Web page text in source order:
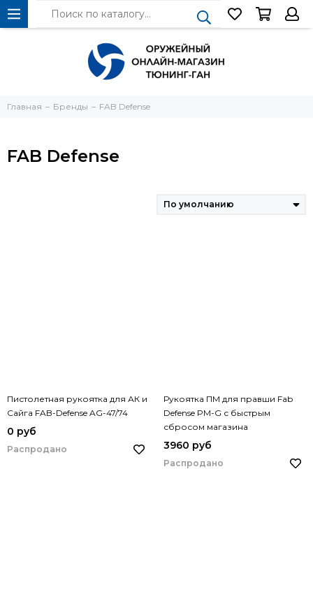
Главная Бренды FAB Defense
FAB Defense
Пистолетная рукоятка для АК и
Сайга FAB-Defense AG-47/74
0 руб
Распродано
Рукоятка ПМ для правши Fab
Defense PM-G с быстрым
сбросом магазина
3960 руб
Распродано